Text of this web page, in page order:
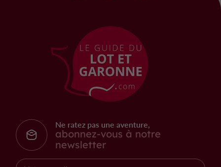
Ne ratez pas une aventure,
abonnez-vous à notre
newsletter